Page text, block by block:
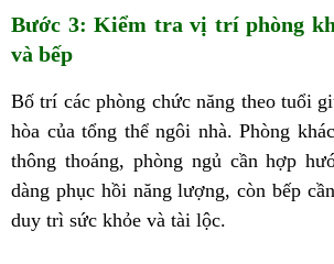
Bước 3: Kiểm tra vị trí phòng
và bếp
Bố trí các phòng chức năng theo tuổi
hòa của tổng thể ngôi nhà. Phòng
thông thoáng, phòng ngủ cần hợp
dàng phục hồi năng lượng, còn bếp
duy trì sức khỏe và tài lộc.